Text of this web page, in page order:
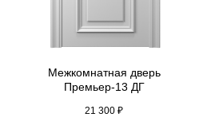
Межкомнатная дверь
Премьер-13 ДГ
21 300 ₽